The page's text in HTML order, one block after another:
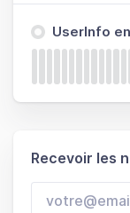
UserInfo
Recevoir les